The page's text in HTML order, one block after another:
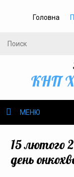
Головна
КНП
МЕНЮ
Громадське
15 лютого
день